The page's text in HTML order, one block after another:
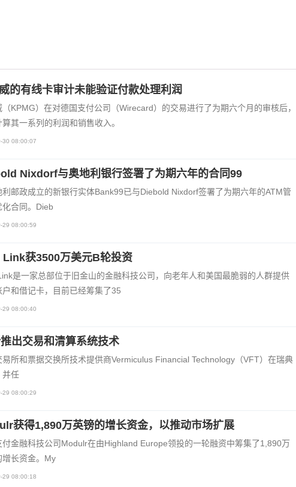
的有线卡审计未能验证付款处理利润
（KPMG）在对德国支付公司（Wirecard）的交易进行了为期六个月的审核后，
其一系列的利润和销售收入。
30 08:00:07
Nixdorf与奥地利银行签署了为期六年的合同99
利邮政成立的新银行实体Bank99已与Diebold Nixdorf签署了为期六年的ATM管
化合同。Dieb
29 08:00:59
Link获3500万美元B轮投资
是一家总部位于旧金山的金融科技公司，向老年人和美国最脆弱的人群提供
户和借记卡，目前已经筹集了35
29 08:00:40
出交易和清算系统技术
易所和票据交换所技术提供商Vermiculus Financial Technology（VFT）在瑞典
并任
29 08:00:29
获得1,890万英镑的增长资金，以推动市场扩展
付金融科技公司Modulr在由Highland Europe领投的一轮融资中筹集了1,890万
增长资金。My
29 08:00:18